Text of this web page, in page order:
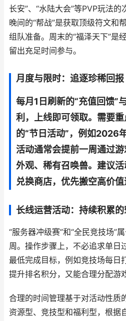
长安”、“水陆大会”等PVP玩法
晚间的“帮战”是获取顶级符文和
组队准备。周末的“福泽天下”是
留出充足时间参与。
月度与限时：追逐珍稀回报
每月1日刷新的“充值回馈”
利，上线即可领取。需要
的“节日活动”，例如2026
活动通常会提前一周通过
外观、稀有召唤兽。建议
兑换商店，优先搬空高价值
长线运营活动：持续积累的
“服务器冲级赛”和“全民竞技场”
周。操作步骤上，不必追求单日
最低完成目标，例如竞技场每日
提升排名积分，又能合理分配游
合理的时间管理基于对活动性质
资源型、竞技型和福利型，根据